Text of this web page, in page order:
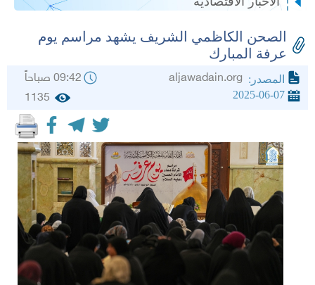
الصحن الكاظمي الشريف يشهد مراسم يوم
عرفة المبارك
المصدر: 09:42 صباحاً
2025-06-07
1135